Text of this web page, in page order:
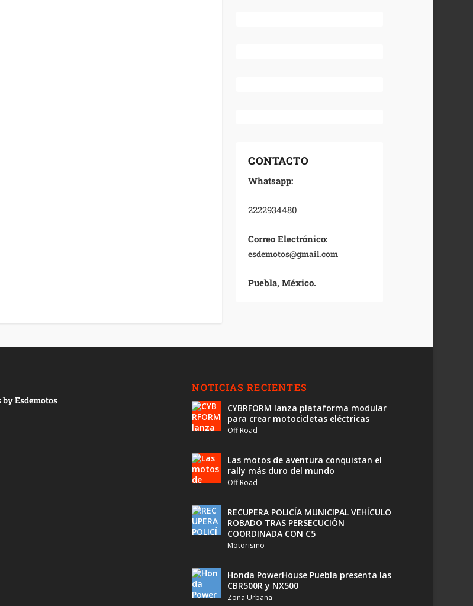
CONTACTO
Whatsapp:
2222934480
Correo Electrónico:
esdemotos@gmail.com
Puebla, México.
by Esdemotos
NOTICIAS RECIENTES
CYBRFORM lanza plataforma modular
para crear motocicletas eléctricas
Off Road
Las motos de aventura conquistan el
rally más duro del mundo
Off Road
RECUPERA POLICÍA MUNICIPAL VEHÍCULO
ROBADO TRAS PERSECUCIÓN
COORDINADA CON C5
Motorismo
Honda PowerHouse Puebla presenta las
CBR500R y NX500
Zona Urbana